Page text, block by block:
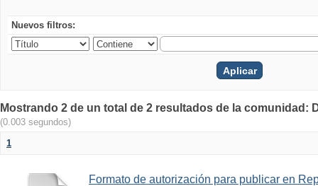
Nuevos filtros:
Mostrando 2 de un total de 2 resultados de la comunidad:
(0.003 segundos)
1
Formato de autorización para publicar en